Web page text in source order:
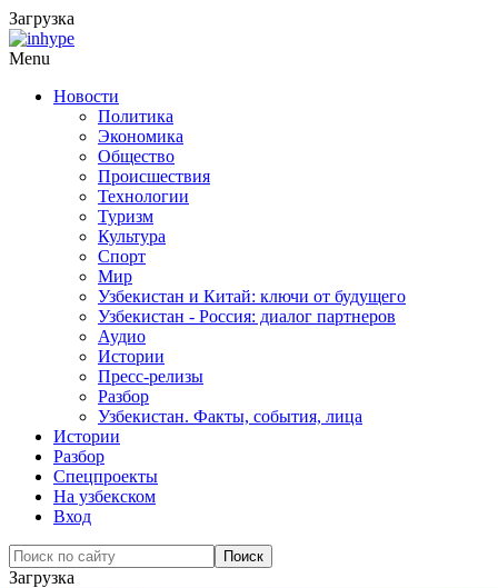
Загрузка
Menu
Новости
Политика
Экономика
Общество
Происшествия
Технологии
Туризм
Культура
Спорт
Мир
Узбекистан и Китай: ключи от будущего
Узбекистан - Россия: диалог партнеров
Аудио
Истории
Пресс-релизы
Разбор
Узбекистан. Факты, события, лица
Истории
Разбор
Спецпроекты
На узбекском
Вход
Загрузка